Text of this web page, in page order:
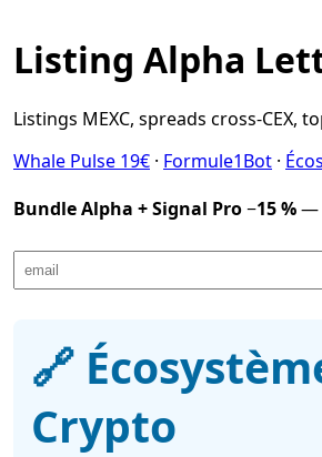
Listing Alpha
Listings MEXC, spreads cross-CEX,
Whale Pulse 19€ · Formule1Bot ·
Bundle Alpha + Signal Pro −15 %—
🔗
Crypto